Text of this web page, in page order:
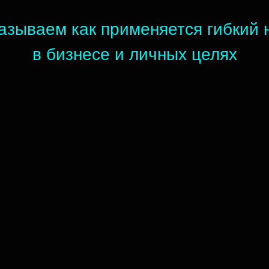
как применяется гибкий
в бизнесе и личных целях